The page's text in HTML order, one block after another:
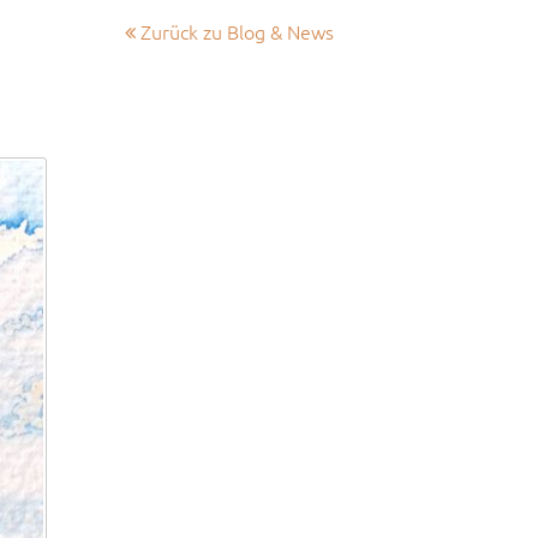
Zurück zu Blog & News